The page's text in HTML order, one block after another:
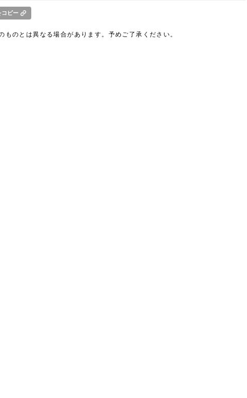
コピー
のとは異なる場合があります。予めご了承ください。